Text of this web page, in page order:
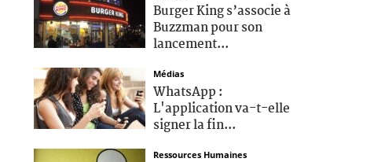
Burger King s’associe à
Buzzman pour son
lancement...
Médias
WhatsApp :
L'application va-t-elle
signer la fin...
Ressources Humaines